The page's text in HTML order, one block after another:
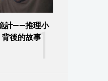
1
計——推理小
後的故事